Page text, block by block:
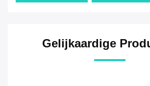
Gelijkaardige